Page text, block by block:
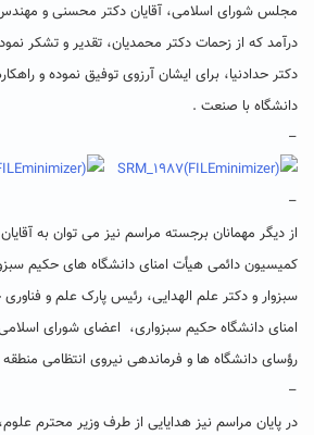
مجلس شورای اسلامی، آقایان دکتر محسنی و
درآمد که از زحمات دکتر محمدیان، تقدیر و تشکر
دکتر حدادنیا، برای ایشان آرزوی توفیق نموده و
دانشگاه با صنعت .
–
–
از دیگر مهمانان برجسته مراسم نیز می توان به
کمیسیون دائمی هیأت امنای دانشگاه های حکیم
سبزوار و دکتر علم الهدایی، رئیس پارک علم و
امنای دانشگاه حکیم سبزواری، اعضای شورای
رؤسای دانشگاه ها و فرماندهی نیروی انتظامی
–
در پایان مراسم نیز هدایایی از طرف وزیر محترم